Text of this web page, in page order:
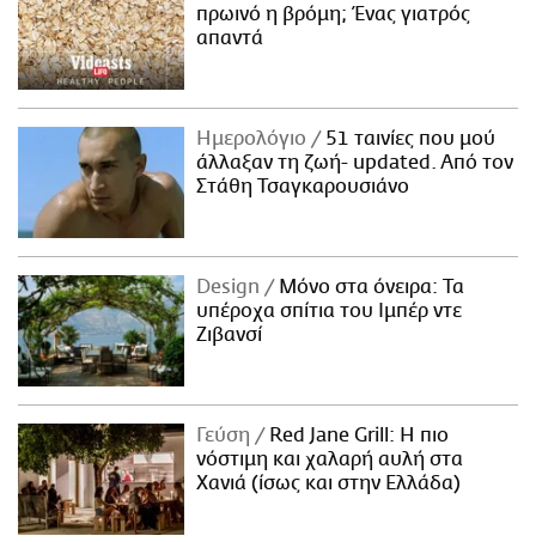
πρωινό η βρόμη; Ένας γιατρός
απαντά
Ημερολόγιο
51 ταινίες που μού
άλλαξαν τη ζωή- updated. Aπό τον
Στάθη Τσαγκαρουσιάνο
Design
Μόνο στα όνειρα: Τα
υπέροχα σπίτια του Ιμπέρ ντε
Ζιβανσί
Γεύση
Red Jane Grill: Η πιο
νόστιμη και χαλαρή αυλή στα
Χανιά (ίσως και στην Ελλάδα)